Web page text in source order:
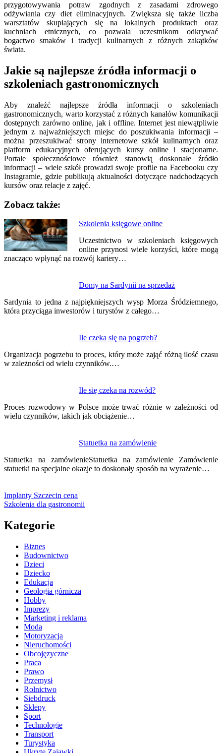
przygotowywania potraw zgodnych z zasadami zdrowego
odżywiania czy diet eliminacyjnych. Zwiększa się także liczba
warsztatów skupiających się na lokalnych produktach oraz
kuchniach etnicznych, co pozwala uczestnikom odkrywać
bogactwo smaków i tradycji kulinarnych z różnych zakątków
świata.
Jakie są najlepsze źródła informacji o
szkoleniach gastronomicznych
Aby znaleźć najlepsze źródła informacji o szkoleniach
gastronomicznych, warto korzystać z różnych kanałów komunikacji
dostępnych zarówno online, jak i offline. Internet jest niewątpliwie
jednym z najważniejszych miejsc do poszukiwania informacji –
można przeszukiwać strony internetowe szkół kulinarnych oraz
platform edukacyjnych oferujących kursy online i stacjonarne.
Portale społecznościowe również stanowią doskonałe źródło
informacji – wiele szkół prowadzi swoje profile na Facebooku czy
Instagramie, gdzie publikują aktualności dotyczące nadchodzących
kursów oraz relacje z zajęć.
Zobacz także:
Szkolenia księgowe online
Uczestnictwo w szkoleniach księgowych
online przynosi wiele korzyści, które mogą
znacząco wpłynąć na rozwój kariery…
Domy na Sardynii na sprzedaż
Sardynia to jedna z najpiękniejszych wysp Morza Śródziemnego,
która przyciąga inwestorów i turystów z całego…
Ile czeka się na pogrzeb?
Organizacja pogrzebu to proces, który może zająć różną ilość czasu
w zależności od wielu czynników.…
Ile się czeka na rozwód?
Proces rozwodowy w Polsce może trwać różnie w zależności od
wielu czynników, takich jak obciążenie…
Statuetka na zamówienie
Statuetka na zamówienieStatuetka na zamówienie Zamówienie
statuetki na specjalne okazje to doskonały sposób na wyrażenie…
Nawigacja
wpisu
Implanty Szczecin cena
Szkolenia dla gastronomii
Kategorie
Biznes
Budownictwo
Dzieci
Dziecko
Edukacja
Geologia górnicza
Hobby
Imprezy
Marketing i reklama
Moda
Motoryzacja
Nieruchomości
Obcojęzyczne
Praca
Prawo
Przemysł
Rolnictwo
Siebdruck
Sklepy
Sport
Technologie
Transport
Turystyka